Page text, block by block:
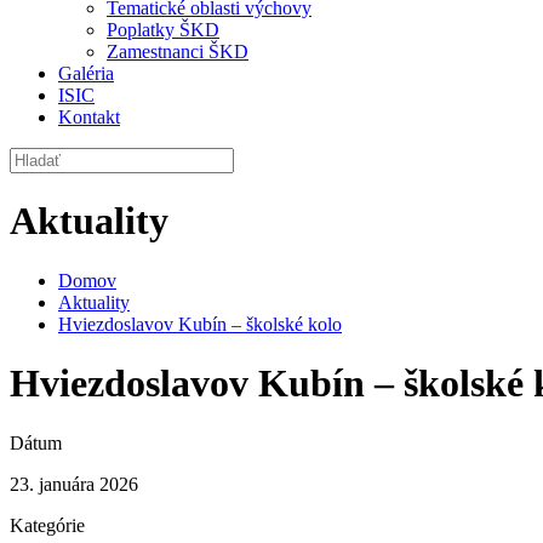
Tematické oblasti výchovy
Poplatky ŠKD
Zamestnanci ŠKD
Galéria
ISIC
Kontakt
Aktuality
Domov
Aktuality
Hviezdoslavov Kubín – školské kolo
Hviezdoslavov Kubín – školské
Dátum
23. januára 2026
Kategórie